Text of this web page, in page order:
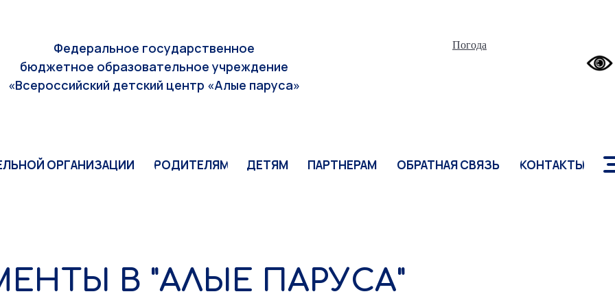
Федеральное государственное
бюджетное образовательное учреждение
«Всероссийский детский центр «Алые паруса»
Погода
ОРГАНИЗАЦИИ КОНТАКТЫ
ОБРАТНАЯ СВЯЗЬ
ПАРТНЕРАМ
ДЕТЯМ
РОДИТЕЛЯМ
ОРГАНИЗАЦИИ ОБРАТНАЯ СВЯЗЬ
В "АЛЫЕ ПАРУСА"